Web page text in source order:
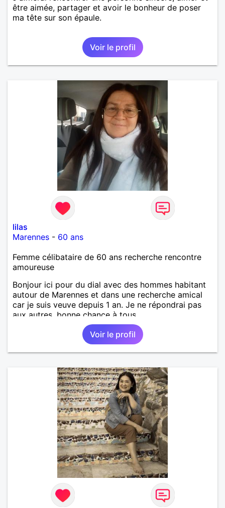
être aimée, partager et avoir le bonheur de poser
ma tête sur son épaule.
Voir le profil
lilas
Marennes - 60 ans
Femme célibataire de 60 ans recherche rencontre
amoureuse
Bonjour ici pour du dial avec des hommes habitant
autour de Marennes et dans une recherche amical
car je suis veuve depuis 1 an. Je ne répondrai pas
aux autres, bonne chance à tous.
Voir le profil